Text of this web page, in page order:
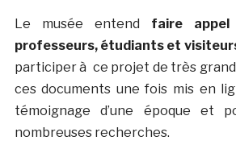
Le musée entend faire appel
professeurs, étudiants et
participer à ce projet de très
ces documents une fois mis en
témoignage d’une époque et
nombreuses recherches.